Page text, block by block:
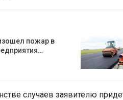
пожар в
случаев заявителю